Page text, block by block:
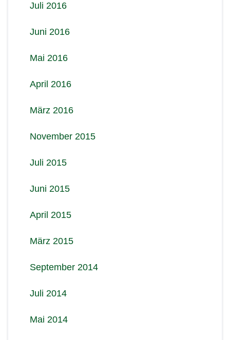
Juli 2016
Juni 2016
Mai 2016
April 2016
März 2016
November 2015
Juli 2015
Juni 2015
April 2015
März 2015
September 2014
Juli 2014
Mai 2014